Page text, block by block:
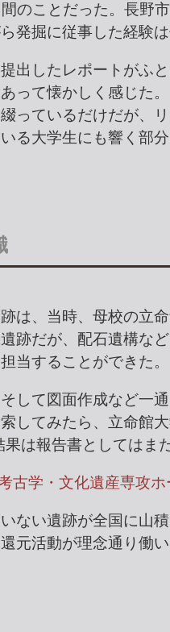
のことだった。長野
発掘に従事した経験
出したレポートがふ
って懐かしく感じた。
っているだけだが、
る大学生にも響く部
は、当時、母校の立
跡だが、配石遺構な
当することができた。
して図面作成など一
してみたら、立命館
は報告書としてはま
学・文化遺産専攻ホ
ない遺跡が全国に山
元活動が理念通り働